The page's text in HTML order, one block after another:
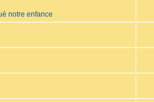
notre enfance